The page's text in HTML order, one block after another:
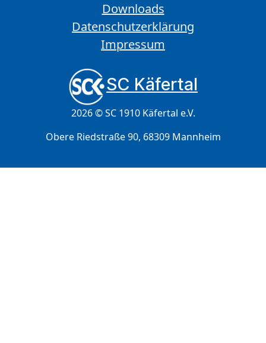
Downloads
Datenschutzerklärung
Impressum
SC Käfertal
2026 © SC 1910 Käfertal e.V.
Obere Riedstraße 90, 68309 Mannheim